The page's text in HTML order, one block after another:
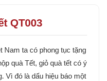
QT003
Nam ta có phong tục tặng
quà Tết, giỏ quà tết có ý
Vì đó là dấu hiệu báo một